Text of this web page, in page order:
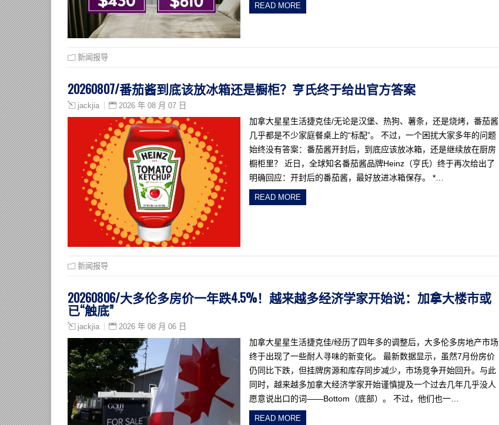
READ MORE
新闻报导
20260807/番茄酱到底该放冰箱还是橱柜？亨氏终于给出官方答案
jackjia 2026 年 08 月 07 日
加拿大星星生活捷克佳/无论是汉堡、热狗、薯条，还是烧烤，番茄酱
几乎都是不少家庭餐桌上的“标配”。 不过，一个困扰大家多年的问题
始终没有答案：番茄酱开封后，到底应该放冰箱，还是继续放在厨房
橱柜里？ 近日，全球知名番茄酱品牌Heinz（亨氏）终于再次给出了
明确回应：开封后的番茄酱，最好放进冰箱保存。 *…
READ MORE
新闻报导
20260806/大多伦多房价一年跌4.5%！越来越多经济学家开始说：加拿大楼市或
已“触底”
jackjia 2026 年 08 月 06 日
加拿大星星生活捷克佳/经历了四年多的调整后，大多伦多房地产市场
终于出现了一些耐人寻味的新变化。 最新数据显示，虽然7月份房价
仍同比下跌，但挂牌房源和库存同步减少，市场竞争开始回升。与此
同时，越来越多加拿大经济学家开始谨慎提及一个过去几年几乎没人
愿意说出口的词——Bottom（底部）。 不过，他们也一…
READ MORE